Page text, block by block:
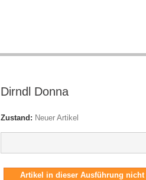
Dirndl Donna
Zustand: Neuer Artikel
Artikel in dieser Ausführung nicht